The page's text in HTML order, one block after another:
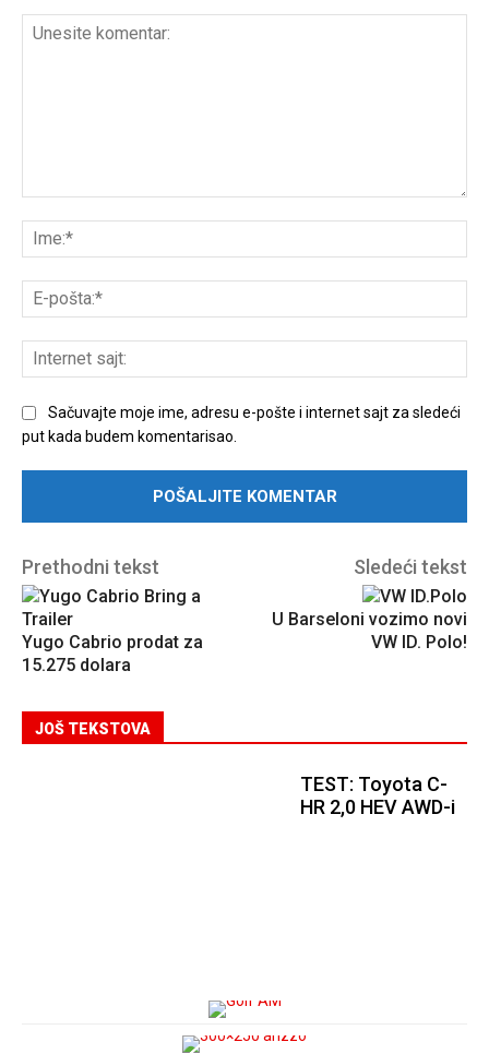
komentar:
Sačuvajte moje ime, adresu e-pošte i internet sajt za sledeći
put kada budem komentarisao.
Prethodni tekst
Yugo Cabrio prodat za
15.275 dolara
Sledeći tekst
U Barseloni vozimo novi
VW ID. Polo!
JOŠ TEKSTOVA
TEST: Toyota C-
HR 2,0 HEV AWD-i